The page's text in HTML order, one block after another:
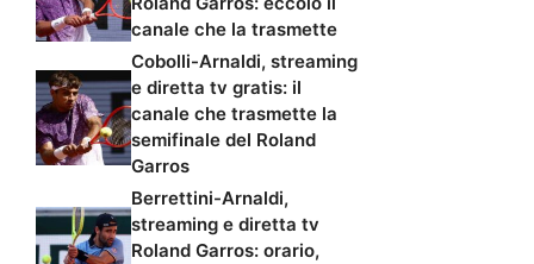
canale che la trasmette
Cobolli-Arnaldi, streaming
e diretta tv gratis: il
canale che trasmette la
semifinale del Roland
Garros
Berrettini-Arnaldi,
streaming e diretta tv
Roland Garros: orario,